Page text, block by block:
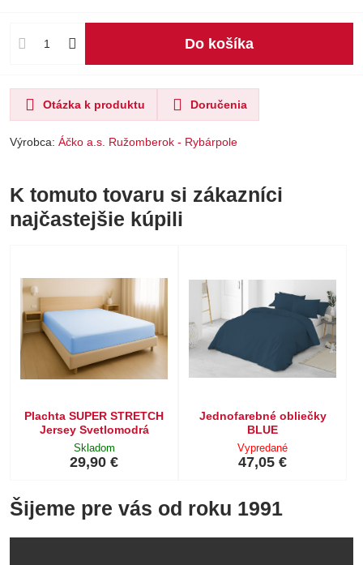
Do košíka
Otázka k produktu Doručenia
Výrobca: Áčko a.s. Ružomberok - Rybárpole
K tomuto tovaru si zákazníci
najčastejšie kúpili
Plachta SUPER STRETCH
Jersey Svetlomodrá
Skladom
29,90 €
Jednofarebné obliečky
BLUE
Vypredané
47,05 €
Šijeme pre vás od roku 1991